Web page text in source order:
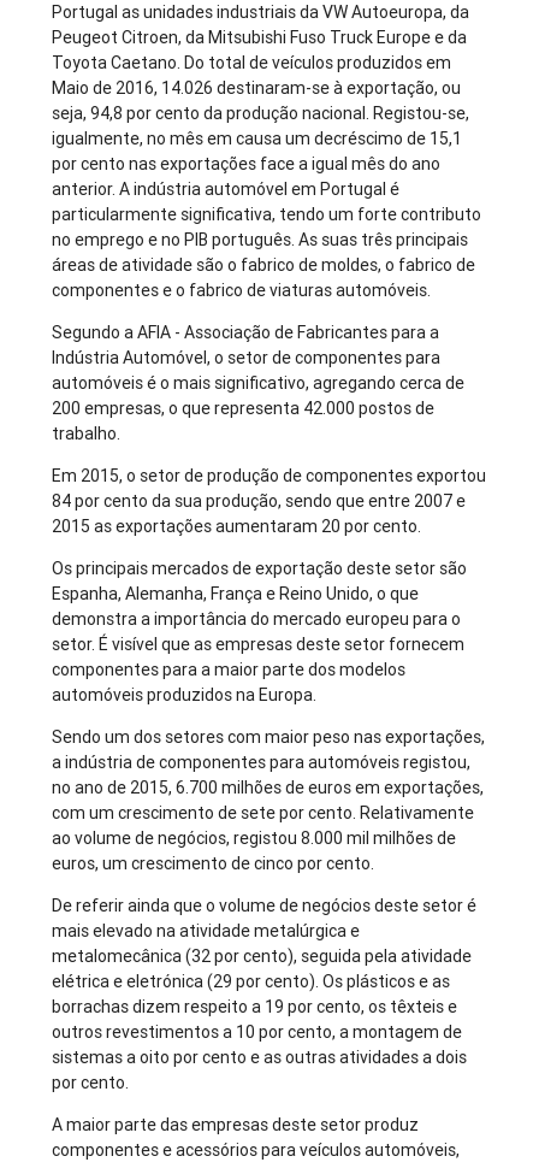
Portugal as unidades industriais da VW Autoeuropa, da
Peugeot Citroen, da Mitsubishi Fuso Truck Europe e da
Toyota Caetano. Do total de veículos produzidos em
Maio de 2016, 14.026 destinaram-se à exportação, ou
seja, 94,8 por cento da produção nacional. Registou-se,
igualmente, no mês em causa um decréscimo de 15,1
por cento nas exportações face a igual mês do ano
anterior. A indústria automóvel em Portugal é
particularmente significativa, tendo um forte contributo
no emprego e no PIB português. As suas três principais
áreas de atividade são o fabrico de moldes, o fabrico de
componentes e o fabrico de viaturas automóveis.
Segundo a AFIA - Associação de Fabricantes para a
Indústria Automóvel, o setor de componentes para
automóveis é o mais significativo, agregando cerca de
200 empresas, o que representa 42.000 postos de
trabalho.
Em 2015, o setor de produção de componentes exportou
84 por cento da sua produção, sendo que entre 2007 e
2015 as exportações aumentaram 20 por cento.
Os principais mercados de exportação deste setor são
Espanha, Alemanha, França e Reino Unido, o que
demonstra a importância do mercado europeu para o
setor. É visível que as empresas deste setor fornecem
componentes para a maior parte dos modelos
automóveis produzidos na Europa.
Sendo um dos setores com maior peso nas exportações,
a indústria de componentes para automóveis registou,
no ano de 2015, 6.700 milhões de euros em exportações,
com um crescimento de sete por cento. Relativamente
ao volume de negócios, registou 8.000 mil milhões de
euros, um crescimento de cinco por cento.
De referir ainda que o volume de negócios deste setor é
mais elevado na atividade metalúrgica e
metalomecânica (32 por cento), seguida pela atividade
elétrica e eletrónica (29 por cento). Os plásticos e as
borrachas dizem respeito a 19 por cento, os têxteis e
outros revestimentos a 10 por cento, a montagem de
sistemas a oito por cento e as outras atividades a dois
por cento.
A maior parte das empresas deste setor produz
componentes e acessórios para veículos automóveis,